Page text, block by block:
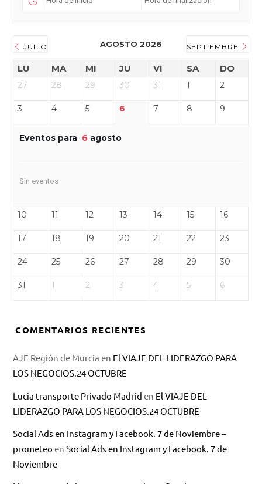
JULIO AGOSTO 2026 SEPTIEMBRE
LU MA MI JU VI SA DO
27 28 29 30 31 1 2
3 4 5 6 7 8 9
Eventos para 6 agosto
Sin eventos
10 11 12 13 14 15 16
17 18 19 20 21 22 23
24 25 26 27 28 29 30
31 1 2 3 4 5 6
COMENTARIOS RECIENTES
AJE Región de Murcia en El VIAJE DEL LIDERAZGO PARA
LOS NEGOCIOS.24 OCTUBRE
Lucia transporte Privado Madrid en El VIAJE DEL
LIDERAZGO PARA LOS NEGOCIOS.24 OCTUBRE
Social Ads en Instagram y Facebook. 7 de Noviembre –
prometeo enSocial Ads en Instagram y Facebook. 7 de
Noviembre